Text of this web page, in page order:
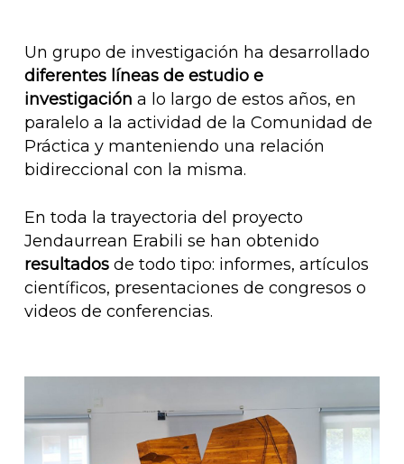
Un grupo de investigación ha desarrollado
diferentes líneas de estudio e
investigación a lo largo de estos años, en
paralelo a la actividad de la Comunidad de
Práctica y manteniendo una relación
bidireccional con la misma.
En toda la trayectoria del proyecto
Jendaurrean Erabili se han obtenido
resultados de todo tipo: informes, artículos
científicos, presentaciones de congresos o
videos de conferencias.